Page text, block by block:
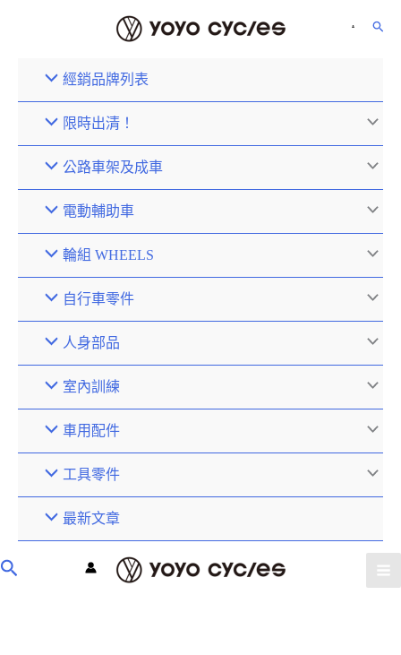
經銷品牌列表
限時出清！
公路車架及成車
電動輔助車
輪組 WHEELS
自行車零件
人身部品
室內訓練
車用配件
工具零件
最新文章